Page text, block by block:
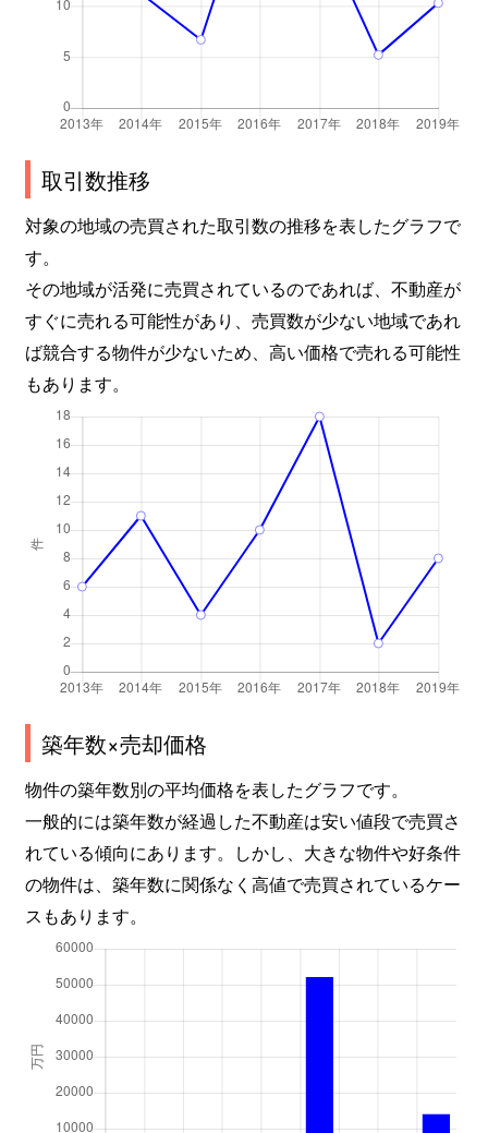
取引数推移
対象の地域の売買された取引数の推移を表したグラフで
す。
その地域が活発に売買されているのであれば、不動産が
すぐに売れる可能性があり、売買数が少ない地域であれ
ば競合する物件が少ないため、高い価格で売れる可能性
もあります。
築年数×売却価格
物件の築年数別の平均価格を表したグラフです。
一般的には築年数が経過した不動産は安い値段で売買さ
れている傾向にあります。しかし、大きな物件や好条件
の物件は、築年数に関係なく高値で売買されているケー
スもあります。